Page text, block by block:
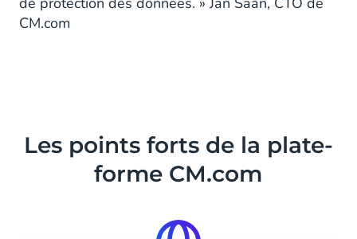
CM.com
Les points forts de la plate-
forme CM.com